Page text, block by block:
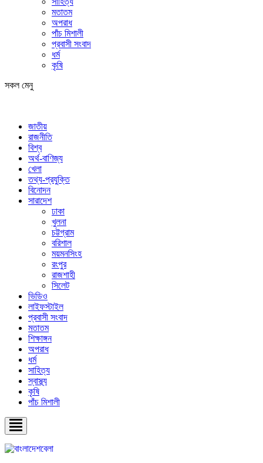
মতাতম
অপরাধ
পাঁচ মিশালী
প্রবাসী সংবাদ
ধর্ম
কৃষি
সকল মেনু
জাতীয়
রাজনীতি
বিশ্ব
অর্থ-বাণিজ্য
খেলা
তথ্য-প্রযুক্তি
বিনোদন
সারাদেশ
ঢাকা
খুলনা
চট্টগ্রাম
বরিশাল
ময়মনসিংহ
রংপুর
রাজশাহী
সিলেট
ভিডিও
লাইফস্টাইল
প্রবাসী সংবাদ
মতাতম
শিক্ষাঙ্গন
অপরাধ
ধর্ম
সাহিত্য
স্বাস্থ্য
কৃষি
পাঁচ মিশালী